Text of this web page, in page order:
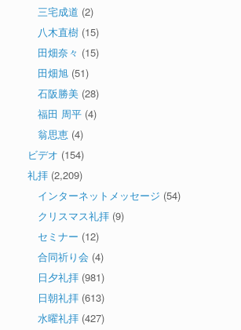
三宅成道 (2)
八木直樹 (15)
田畑奈々 (15)
田畑旭 (51)
石阪勝美 (28)
福田 周平 (4)
翁思恵 (4)
ビデオ (154)
礼拝 (2,209)
インターネットメッセージ (54)
クリスマス礼拝 (9)
セミナー (12)
合同祈り会 (4)
日夕礼拝 (981)
日朝礼拝 (613)
水曜礼拝 (427)